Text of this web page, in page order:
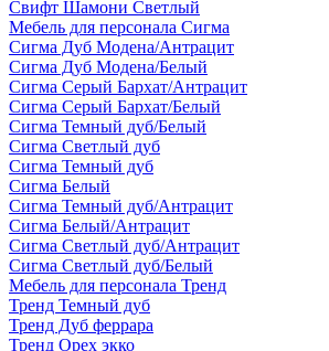
Свифт Шамони Светлый
Мебель для персонала Сигма
Сигма Дуб Модена/Антрацит
Сигма Дуб Модена/Белый
Сигма Серый Бархат/Антрацит
Сигма Серый Бархат/Белый
Сигма Темный дуб/Белый
Сигма Светлый дуб
Сигма Темный дуб
Сигма Белый
Сигма Темный дуб/Антрацит
Сигма Белый/Антрацит
Сигма Светлый дуб/Антрацит
Сигма Светлый дуб/Белый
Мебель для персонала Тренд
Тренд Темный дуб
Тренд Дуб феррара
Тренд Орех экко